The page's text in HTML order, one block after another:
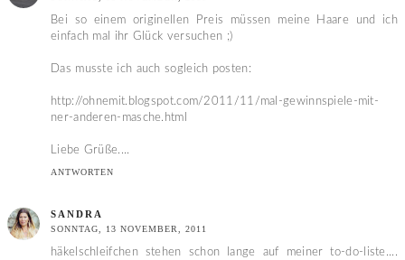
Bei so einem originellen Preis müssen meine Haare und ich
einfach mal ihr Glück versuchen ;)
Das musste ich auch sogleich posten:
http://ohnemit.blogspot.com/2011/11/mal-gewinnspiele-mit-
ner-anderen-masche.html
Liebe Grüße....
ANTWORTEN
SANDRA
SONNTAG, 13 NOVEMBER, 2011
häkelschleifchen stehen schon lange auf meiner to-do-liste....